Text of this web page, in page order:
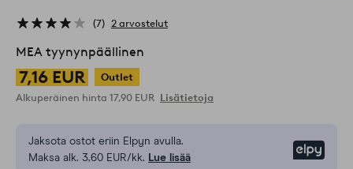
7 2 arvostelut
MEA tyynynpäällinen
7,16 EUR
Outlet
Alkuperäinen hinta 17,90 EUR Lisätietoja
Jaksota ostot eriin Elpyn avulla.
Maksa alk. 3,60 EUR/kk. Lue lisää